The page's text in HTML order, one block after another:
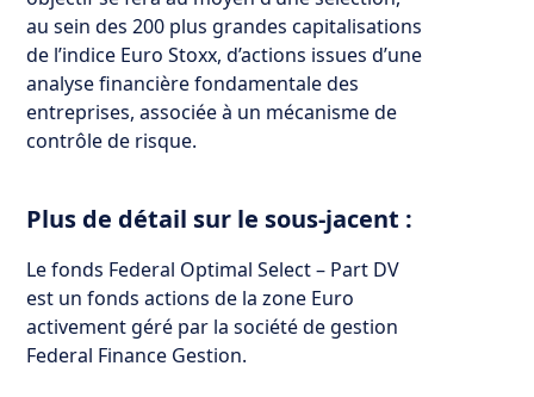
au sein des 200 plus grandes capitalisations
de l’indice Euro Stoxx, d’actions issues d’une
analyse financière fondamentale des
entreprises, associée à un mécanisme de
contrôle de risque.
Plus de détail sur le sous-jacent :
Le fonds Federal Optimal Select – Part DV
est un fonds actions de la zone Euro
activement géré par la société de gestion
Federal Finance Gestion.